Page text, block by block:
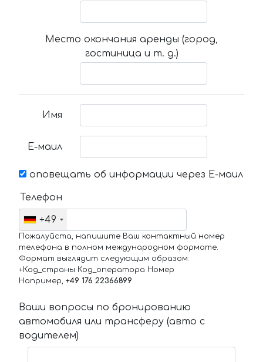
Место окончания аренды (город,
гостиница и т. д.)
Имя
Е-маил
оповещать об информации через Е-маил
Телефон
+49
Пожалуйста, напишите Ваш контактный номер
телефона в полном международном формате.
Формат выглядит следующим образом:
+Код_страны Код_оператора Номер
Например, +49 176 22366899
Ваши вопросы по бронированию
автомобиля или трансферу (авто с
водителем)